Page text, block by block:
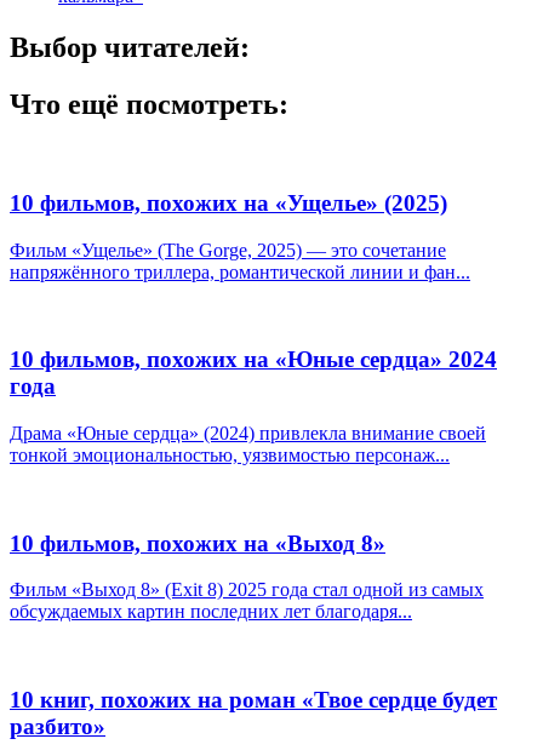
Выбор читателей:
Что ещё посмотреть:
10 фильмов, похожих на «Ущелье» (2025)
Фильм «Ущелье» (The Gorge, 2025) — это сочетание
напряжённого триллера, романтической линии и фан...
10 фильмов, похожих на «Юные сердца» 2024
года
Драма «Юные сердца» (2024) привлекла внимание своей
тонкой эмоциональностью, уязвимостью персонаж...
10 фильмов, похожих на «Выход 8»
Фильм «Выход 8» (Exit 8) 2025 года стал одной из самых
обсуждаемых картин последних лет благодаря...
10 книг, похожих на роман «Твое сердце будет
разбито»